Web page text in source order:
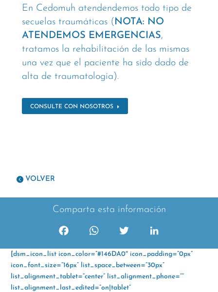
En Cedomuh atendendemos todo tipo de
secuelas traumáticas ( NOTA: NO
ATENDEMOS EMERGENCIAS,
tratamos la rehabilitación de las mismas
una vez que el paciente ha sido dado de
alta de traumatología).
CONSULTE CON NOSOTROS
VOLVER
Comparta esta información
c
e
b
a
t
i
t
t
n
k
[dsm_icon_list icon_color=”#146DA0″ icon_padding=”0px”
icon_font_size=”16px” list_space_between=”30px”
list_alignment_tablet=”center” list_alignment_phone=””
list_alignment_last_edited=”on|tablet”